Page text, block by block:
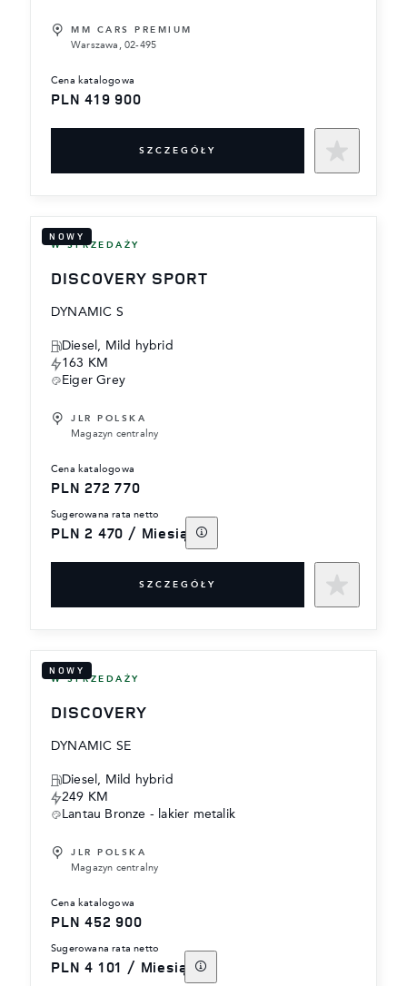
MM CARS PREMIUM
Warszawa, 02-495
cena katalogowa
PLN 419 900
SZCZEGÓŁY
NOWY
W SPRZEDAŻY
DISCOVERY SPORT
DYNAMIC S
Diesel, Mild hybrid
163 KM
Eiger Grey
JLR POLSKA
Magazyn centralny
cena katalogowa
PLN 272 770
sugerowana rata netto
PLN 2 470 / Miesiąc
SZCZEGÓŁY
NOWY
W SPRZEDAŻY
DISCOVERY
DYNAMIC SE
Diesel, Mild hybrid
249 KM
Lantau Bronze - lakier metalik
JLR POLSKA
Magazyn centralny
cena katalogowa
PLN 452 900
sugerowana rata netto
PLN 4 101 / Miesiąc